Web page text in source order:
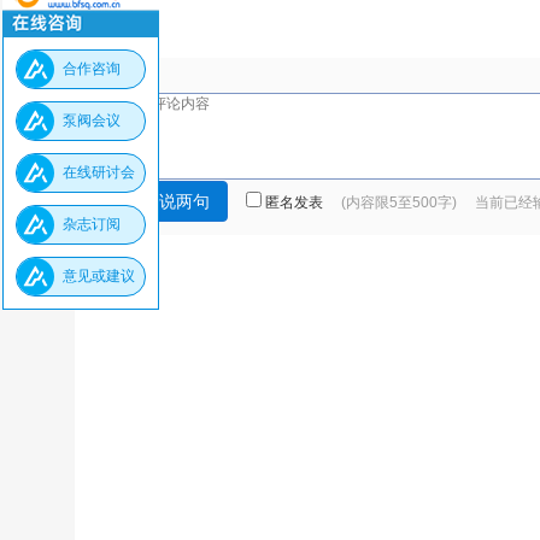
匿名发表 (内容限5至500字) 当前已经
合作咨询
泵阀会议
在线研讨会
杂志订阅
意见或建议